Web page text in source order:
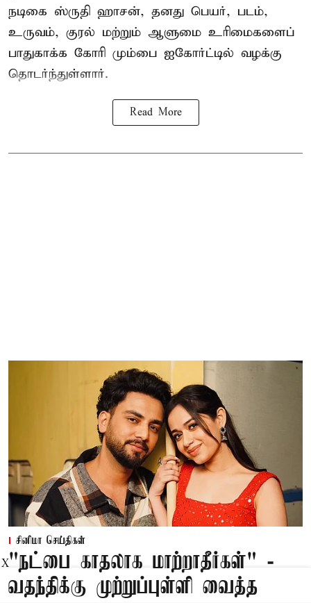
நடிகை ஸ்ருதி ஹாசன், தனது பெயர், படம்,
உருவம், குரல் மற்றும் ஆளுமை உரிமைகளைப்
பாதுகாக்க கோரி மும்பை ஐகோர்ட்டில் வழக்கு
தொடர்ந்துள்ளார்.
Read More
சினிமா செய்திகள்
"நட்பை காதலாக மாற்றாதீர்கள்" -
வதந்திக்கு முற்றுப்புள்ளி வைத்த
X